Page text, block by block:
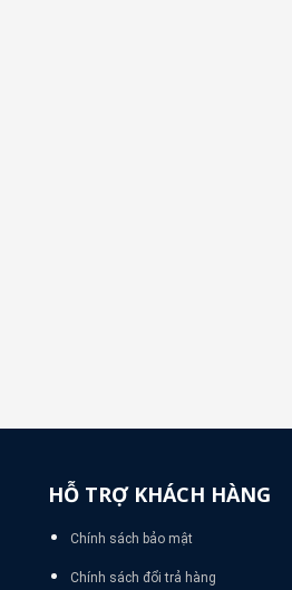
HỖ TRỢ KHÁCH HÀNG
Chính sách bảo mật
Chính sách đổi trả hàng